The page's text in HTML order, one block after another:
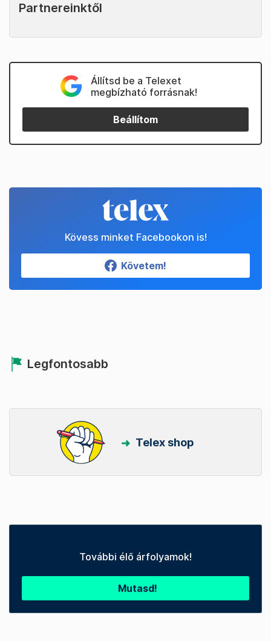
Partnereinktől
Állítsd be a Telexet
megbízható forrásnak!
Beállítom
Kövess minket Facebookon is!
Követem!
Legfontosabb
Telex shop
További élő árfolyamok!
Mutasd!